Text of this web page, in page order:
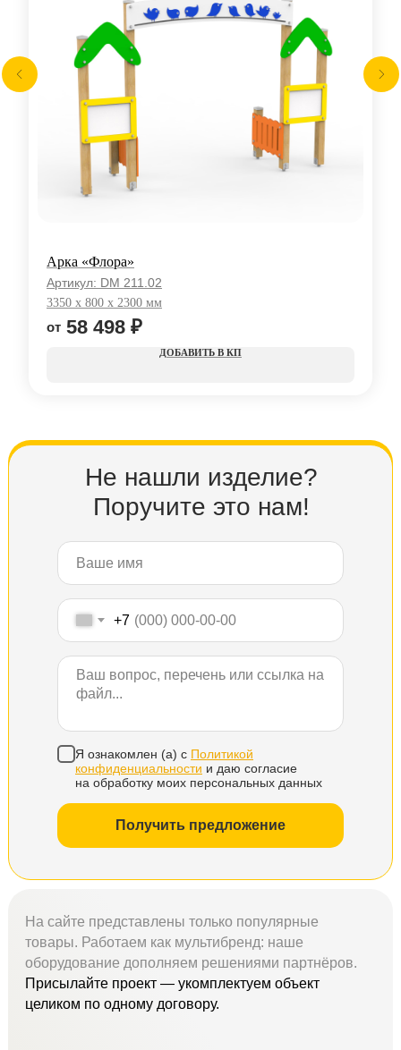
Арка «Флора»
Артикул: DM 211.02
3350 x 800 x 2300 мм
58 498 ₽
КП
Не нашли изделие?
Поручите это нам!
На сайте представлены только популярные
товары. Работаем как мультибренд: наше
оборудование дополняем решениями партнёров.
Присылайте проект — укомплектуем объект
целиком по одному договору.
+7
Я ознакомлен (а) с Политикой
конфиденциальности и даю согласие
на обработку моих персональных данных
Получить предложение